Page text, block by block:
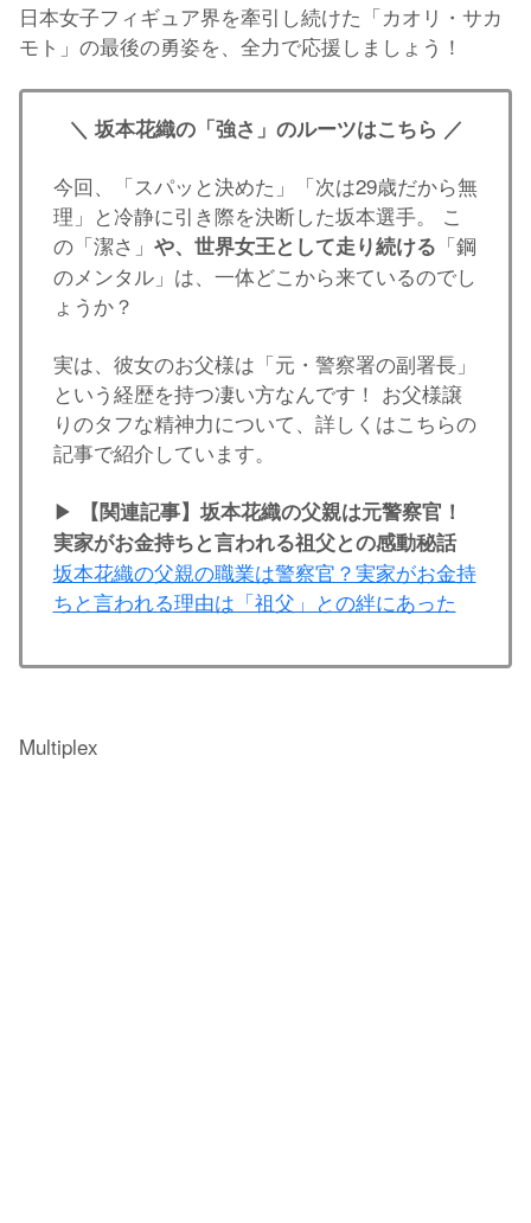
日本女子フィギュア界を牽引し続けた「カオリ・サカ
モト」の最後の勇姿を、全力で応援しましょう！
＼ 坂本花織の「強さ」のルーツはこちら ／
今回、「スパッと決めた」「次は29歳だから無
理」と冷静に引き際を決断した坂本選手。 こ
の「潔さ」 や、世界女王として走り続ける 「鋼
のメンタル」は、一体どこから来ているのでし
ょうか？
実は、彼女のお父様は「元・警察署の副署長」
という経歴を持つ凄い方なんです！ お父様譲
りのタフな精神力について、詳しくはこちらの
記事で紹介しています。
▶
【関連記事】坂本花織の父親は元警察官！
実家がお金持ちと言われる祖父との感動秘話
坂本花織の父親の職業は警察官？実家がお金持
ちと言われる理由は「祖父」との絆にあった
Multiplex